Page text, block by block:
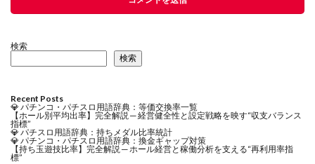
検索
検索
Recent Posts
💎 パチンコ・パチスロ用語辞典：等価交換率一覧
【ホール別平均出率】完全解説 ─ 経営健全性と設定戦略を映す“収支バランス
指標”
💎 パチスロ用語辞典：持ちメダル比率統計
💎 パチンコ・パチスロ用語辞典：換金ギャップ対策
【持ち玉遊技比率】完全解説 ─ ホール経営と稼働分析を支える“再利用率指
標”